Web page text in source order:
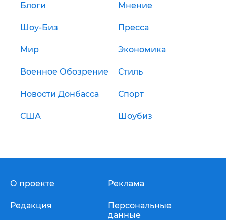
Блоги Мнение
Шоу-Биз Пресса
Мир Экономика
Военное Обозрение Стиль
Новости Донбасса Спорт
США Шоубиз
О проекте
Редакция
Реклама
Персональные
данные